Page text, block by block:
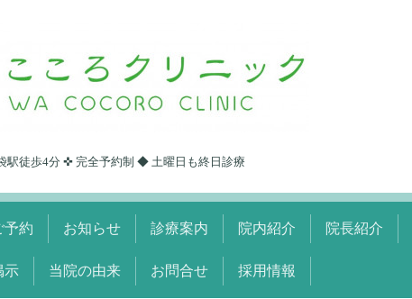
駅徒歩4分 ✜ 完全予約制 ◆ 土曜日も終日診療
予約 お知らせ 診療案内 院内紹介 院長紹介
示 当院の由来 お問合せ 採用情報